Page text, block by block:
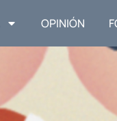
OPINIÓN